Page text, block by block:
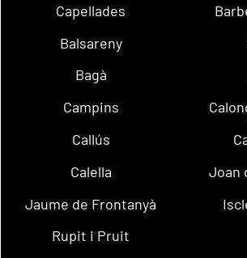
Capellades
Balsareny
Bagà
Campins
Callús
Calella
Joan
Jaume de Frontanyà
Rupit i Pruit